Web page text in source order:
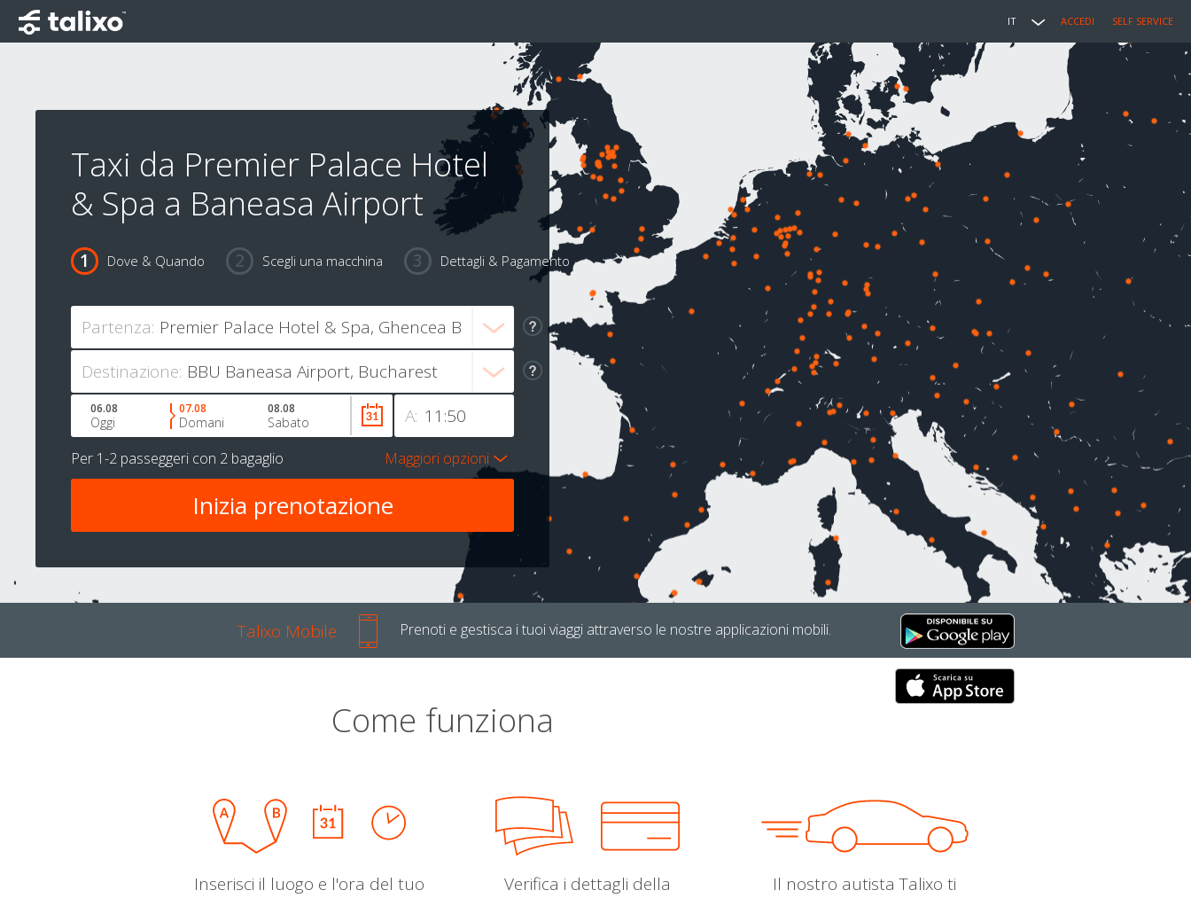
IT ACCEDI SELF SERVICE
Taxi da Premier Palace Hotel
& Spa a Baneasa Airport
Dove & Quando Scegli una macchina Dettagli & Pagamento
Partenza:
Destinazione:
A:
06.08
Oggi
07.08
Domani
08.08
Sabato
Per 1-2 passeggeri con 2 bagaglio Maggiori opzioni
Talixo Mobile Prenoti e gestisca i tuoi viaggi attraverso le nostre applicazioni mobili.
Come funziona
Inserisci il luogo e l'ora del tuo
Verifica i dettagli della
Il nostro autista Talixo ti